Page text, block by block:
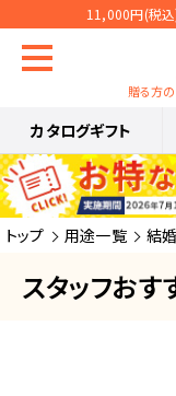
11,000円(税込
贈る方
カタログギフト
トップ 用途一覧 結
スタッフおす